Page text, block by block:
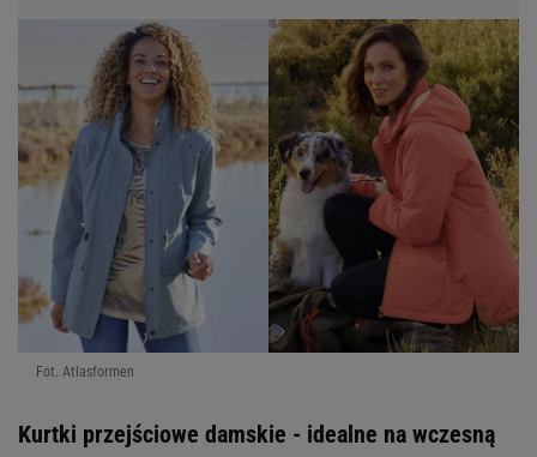
Fot. Atlasformen
Kurtki przejściowe damskie - idealne na wczesną